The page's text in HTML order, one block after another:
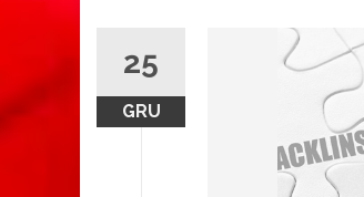
25
GRU